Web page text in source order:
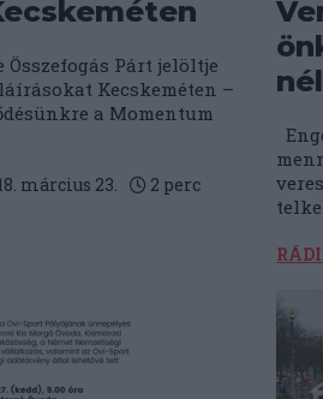
Összefogás Párt jelöltje
Kecskeméten –
a Momentum
március 23. 2 perc